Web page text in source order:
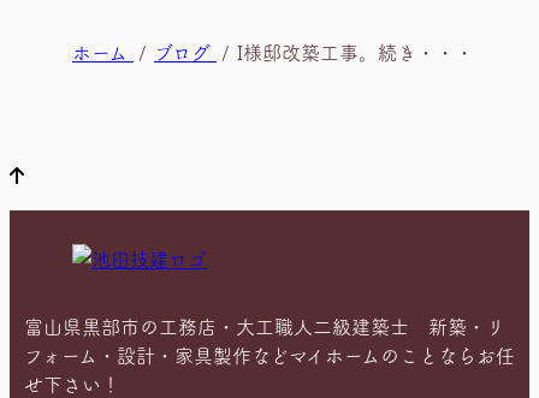
ホーム ブログ I様邸改築工事。続き・・・
富山県黒部市の工務店・大工職人二級建築士 新築・リ
フォーム・設計・家具製作などマイホームのことならお任
せ下さい！